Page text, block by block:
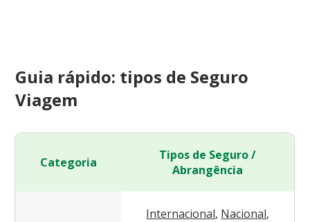
Guia rápido: tipos de Seguro
Viagem
Categoria
Tipos de Seguro /
Abrangência
Internacional, Nacional,